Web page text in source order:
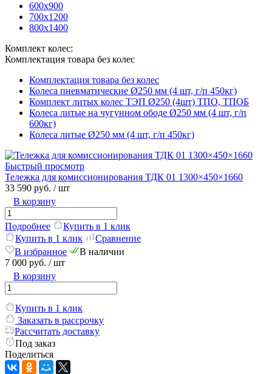
600х900
700х1200
800х1400
Комплект колес:
Комплектация товара без колес
Комплектация товара без колес
Колеса пневматические Ø250 мм (4 шт, г/п 450кг)
Комплект литых колес ТЭП Ø250 (4шт) ТПО, ТПОБ
Колеса литые на чугунном ободе Ø250 мм (4 шт, г/п
600кг)
Колеса литые Ø250 мм (4 шт, г/п 450кг)
Быстрый просмотр
Тележка для комиссионирования ТДК 01 1300×450×1660
33 590 руб. / шт
В корзину
Подробнее
Купить в 1 клик
Купить в 1 клик
Сравнение
В избранное
В наличии
7 000 руб. / шт
В корзину
Купить в 1 клик
Заказать в рассрочку
Рассчитать доставку
Под заказ
Поделиться